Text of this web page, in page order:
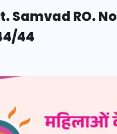
Samvad RO. No
44